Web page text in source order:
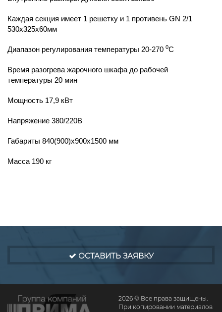
Каждая секция имеет 1 решетку и 1 противень GN 2/1
530х325х60мм
Диапазон регулирования температуры 20-270 0С
Время разогрева жарочного шкафа до рабочей
температуры 20 мин
Мощность 17,9 кВт
Напряжение 380/220В
Габариты 840(900)x900x1500 мм
Масса 190 кг
ОСТАВИТЬ ЗАЯВКУ
2026 © Все права защищены.
При копировании материалов